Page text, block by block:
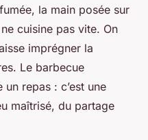
la main posée sur
cuisine pas vite. On
imprégner la
Le barbecue
un repas : c’est une
maîtrisé, du partage